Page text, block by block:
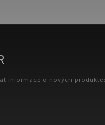
informace o nových